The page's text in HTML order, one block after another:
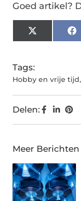
Goed artikel?
X
(Twitter)
Tags:
Hobby en vrije tijd,
Delen:
Meer Berichten